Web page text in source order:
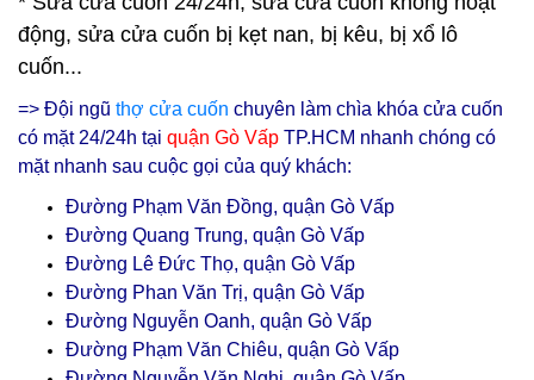
động, sửa cửa cuốn bị kẹt nan, bị kêu, bị xổ lô
cuốn...
=> Đội ngũ thợ cửa cuốn chuyên làm chìa khóa cửa cuốn
có mặt 24/24h tại quận Gò Vấp TP.HCM nhanh chóng có
mặt nhanh sau cuộc gọi của quý khách:
Đường Phạm Văn Đồng, quận Gò Vấp
Đường Quang Trung, quận Gò Vấp
Đường Lê Đức Thọ, quận Gò Vấp
Đường Phan Văn Trị, quận Gò Vấp
Đường Nguyễn Oanh, quận Gò Vấp
Đường Phạm Văn Chiêu, quận Gò Vấp